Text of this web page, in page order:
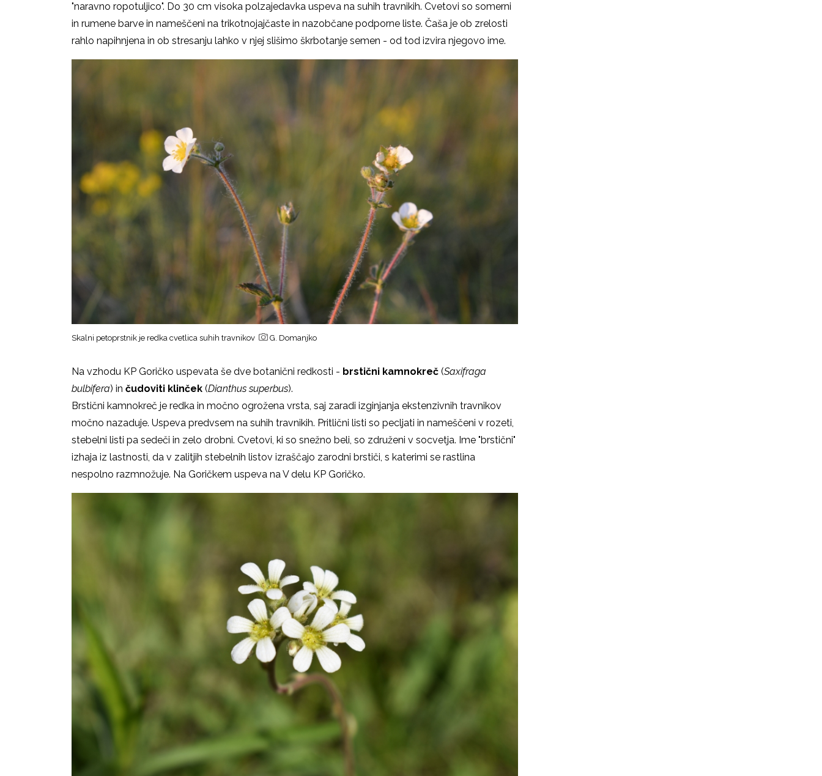
"naravno ropotuljico". Do 30 cm visoka polzajedavka uspeva na suhih travnikih. Cvetovi so somerni
in rumene barve in nameščeni na trikotnojajčaste in nazobčane podporne liste. Čaša je ob zrelosti
rahlo napihnjena in ob stresanju lahko v njej slišimo škrbotanje semen - od tod izvira njegovo ime.
Skalni petoprstnik je redka cvetlica suhih travnikov G. Domanjko
Na vzhodu KP Goričko uspevata še dve botanični redkosti - brstični kamnokreč (Saxifraga
bulbifera) in čudoviti klinček (Dianthus superbus).
Brstični kamnokreč je redka in močno ogrožena vrsta, saj zaradi izginjanja ekstenzivnih travnikov
močno nazaduje. Uspeva predvsem na suhih travnikih. Pritlični listi so pecljati in nameščeni v rozeti,
stebelni listi pa sedeči in zelo drobni. Cvetovi, ki so snežno beli, so združeni v socvetja. Ime "brstični"
izhaja iz lastnosti, da v zalitjih stebelnih listov izraščajo zarodni brstiči, s katerimi se rastlina
nespolno razmnožuje. Na Goričkem uspeva na V delu KP Goričko.